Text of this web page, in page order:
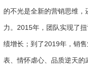
的不光是全新的营销思维
力。2015年，团队实现了
绩增长；到了2019年，销
表、情怀虐心、品质逆天的